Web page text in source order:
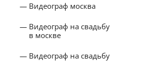
Видеограф москва
Видеограф на свадьбу
в москве
Видеограф на свадьбу